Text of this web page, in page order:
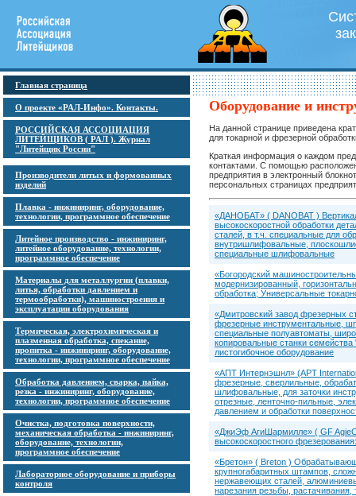
Главная страница
О проекте «РАЛ-Инфо». Контакты.
РОССИЙСКАЯ АССОЦИАЦИЯ
ЛИТЕЙЩИКОВ ( РАЛ ). Журнал
"Литейщик России"
Производители литых и формованных
изделий
Плавка - инжиниринг, оборудование,
технологии, программное обеспечение
Литейное производство - инжиниринг,
литейное оборудование, технологии,
программное обеспечение
Материалы для металлургии (плавки,
литья, обработки давлением и
термообработки), машиностроения и
эксплуатации оборудования
Термическая, электрохимическая и
плазменная обработка, спекание,
пропитка - инжиниринг, оборудование,
технологии, программное обеспечение
Обработка давлением, сварка, пайка,
резка - инжиниринг, оборудование,
технологии, программное обеспечение
Очистка, подготовка поверхности,
механическая обработка - инжиниринг,
оборудование, технологии,
программное обеспечение
Лабораторное оборудование и приборы
контроля
Оборудование и
На данной странице приведена
для токарной и фрезерной
Краткая информация о каждом
контактами. С помощью
предприятия в электронный
персональных страницах
«ДАНОБАТ» ( DANOBAT )
высокоскоростной обработки
сталей, в т.ч. специальные для
внутришлифовальные,
специальные шлифовальные
«Богородский
модернизированный,
обработка; Универсальные
«Дмитровский завод фрезерных
фрезерные инструментальные,
специальные полуавтоматы,
копировальные станки
листогибочное оборудование
«АПТ Интернэшнл» (APT
фрезерные, сверлильные,
шлифовальные, для заточки
отрезные, ленточно-пильные,
давлением и обработки
«ДжиЭф АгиШармилле» ( GF
высокоскоростного
«Бретон» ( Breton )
крупногабаритных штампов,
нержавеющих сталей,
нарезания резьбы,